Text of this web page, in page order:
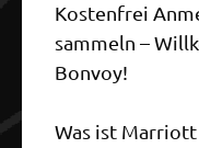
Kostenfrei
sammeln –
Bonvoy!
Was ist